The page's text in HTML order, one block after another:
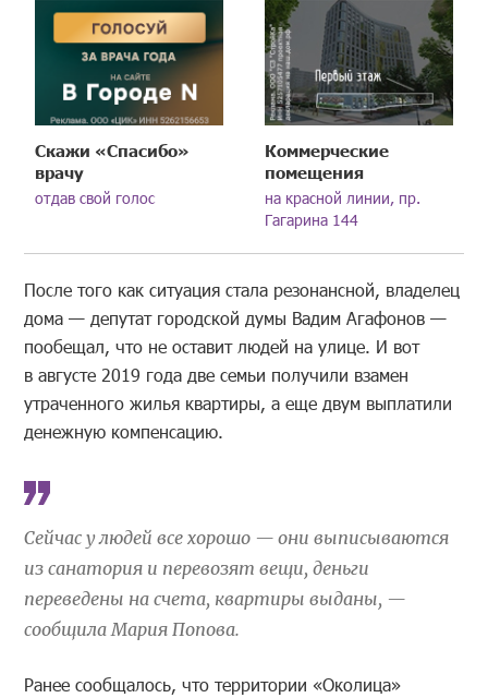
Скажи «Спасибо»
врачу
отдав свой голос
Коммерческие
помещения
на красной линии, пр.
Гагарина 144
После того как ситуация стала резонансной, владелец
дома — депутат городской думы Вадим Агафонов —
пообещал, что не оставит людей на улице. И вот
в августе 2019 года две семьи получили взамен
утраченного жилья квартиры, а еще двум выплатили
денежную компенсацию.
Сейчас у людей все хорошо — они выписываются
из санатория и перевозят вещи, деньги
переведены на счета, квартиры выданы, —
сообщила Мария Попова.
Ранее сообщалось, что территории «Околица»